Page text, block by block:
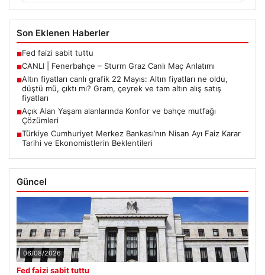
Son Eklenen Haberler
■Fed faizi sabit tuttu
■CANLI | Fenerbahçe – Sturm Graz Canlı Maç Anlatımı
■Altın fiyatları canlı grafik 22 Mayıs: Altın fiyatları ne oldu,
düştü mü, çıktı mı? Gram, çeyrek ve tam altın alış satış
fiyatları
■Açık Alan Yaşam alanlarında Konfor ve bahçe mutfağı
Çözümleri
■Türkiye Cumhuriyet Merkez Bankası’nın Nisan Ayı Faiz Karar
Tarihi ve Ekonomistlerin Beklentileri
Güncel
06/08/2026
Fed faizi sabit tuttu